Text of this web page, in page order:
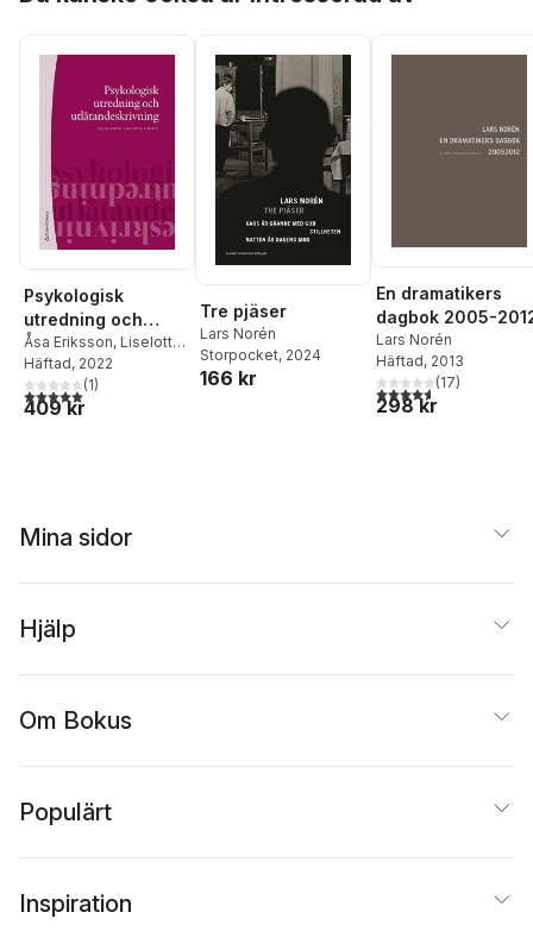
Psykologisk
utredning och
utlåtandeskrivning
Åsa Eriksson, Liselotte
Maurex
Häftad, 2022
5,0utav 5 stjärnor. Totalt antal röster:
(1)
409 kr
Tre pjäser
Lars Norén
Storpocket, 2024
166 kr
En dramatikers
dagbok 2005-
Lars Norén
Häftad, 2013
4,6utav 5 stjärnor.
(17)
298 kr
Mina sidor
Hjälp
Om Bokus
Populärt
Inspiration